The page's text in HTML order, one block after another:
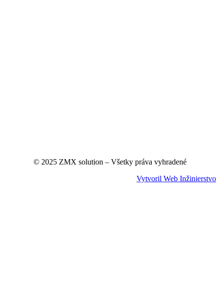
© 2025 ZMX solution – Všetky práva vyhradené
Vytvoril Web Inžinierstvo